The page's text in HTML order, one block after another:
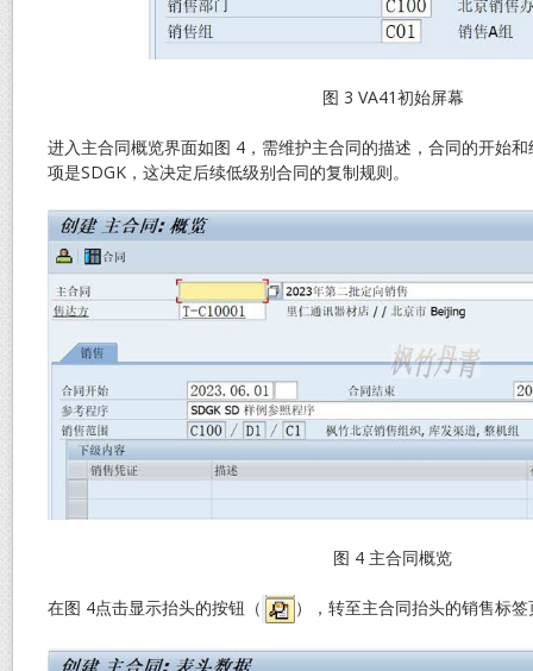
图 3 VA41初始屏幕
进入主合同概览界面如图 4，需维护主合同的描述，合同的开始和
项是SDGK，这决定后续低级别合同的复制规则。
图 4 主合同概览
在图 4点击显示抬头的按钮（ ），转至主合同抬头的销售标